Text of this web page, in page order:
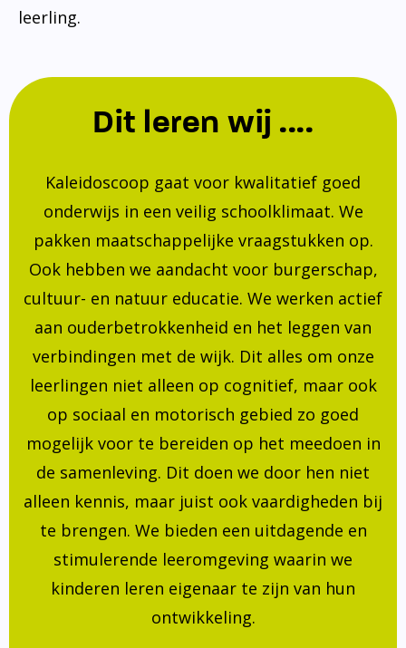
leerling.
Dit leren wij ....
Kaleidoscoop gaat voor kwalitatief goed
onderwijs in een veilig schoolklimaat. We
pakken maatschappelijke vraagstukken op.
Ook hebben we aandacht voor burgerschap,
cultuur- en natuur educatie. We werken actief
aan ouderbetrokkenheid en het leggen van
verbindingen met de wijk. Dit alles om onze
leerlingen niet alleen op cognitief, maar ook
op sociaal en motorisch gebied zo goed
mogelijk voor te bereiden op het meedoen in
de samenleving. Dit doen we door hen niet
alleen kennis, maar juist ook vaardigheden bij
te brengen. We bieden een uitdagende en
stimulerende leeromgeving waarin we
kinderen leren eigenaar te zijn van hun
ontwikkeling.